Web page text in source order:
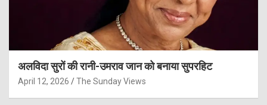
अलविदा सुरों की रानी-उमराव जान को बनाया सुपरहिट
April 12, 2026 The Sunday Views